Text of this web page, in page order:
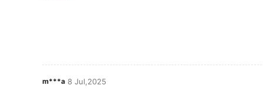
m***a 8 Jul,2025